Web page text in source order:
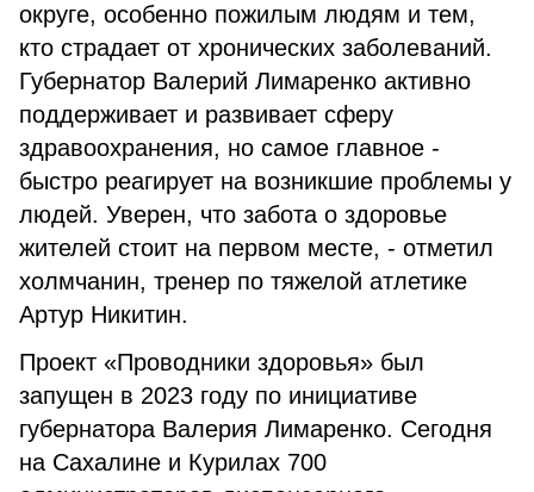
округе, особенно пожилым людям и тем,
кто страдает от хронических заболеваний.
Губернатор Валерий Лимаренко активно
поддерживает и развивает сферу
здравоохранения, но самое главное -
быстро реагирует на возникшие проблемы у
людей. Уверен, что забота о здоровье
жителей стоит на первом месте, - отметил
холмчанин, тренер по тяжелой атлетике
Артур Никитин.
Проект «Проводники здоровья» был
запущен в 2023 году по инициативе
губернатора Валерия Лимаренко. Сегодня
на Сахалине и Курилах 700